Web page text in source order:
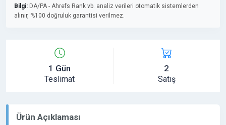
Bilgi: DA/PA - Ahrefs Rank vb. analiz verileri otomatik sistemlerden
alınır, %100 doğruluk garantisi verilmez.
1 Gün
Teslimat
2
Satış
Ürün Açıklaması